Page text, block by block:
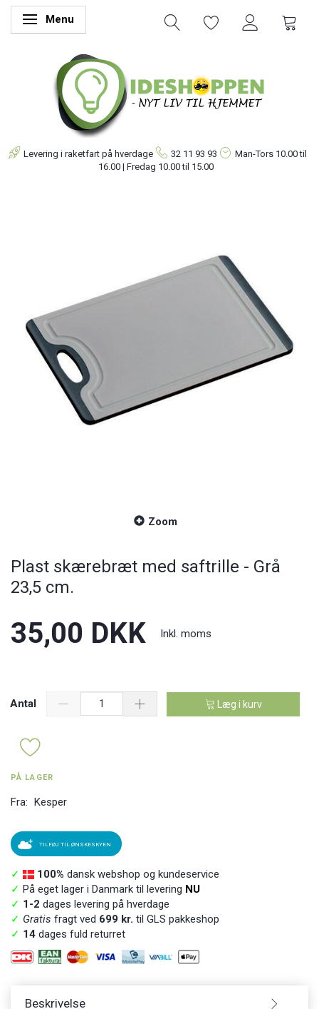
Skifte navigation
Menu
Levering i raketfart på hverdage 32 11 93 93 Man-Tors 10.00 til
16.00 | Fredag 10.00 til 15.00
Zoom
Plast skærebræt med saftrille - Grå
23,5 cm.
35,00 DKK Inkl. moms
Antal Læg i kurv
PÅ LAGER
Fra: Kesper
TILFØJ TIL ØNSKESKYEN
✓ 100% dansk webshop og kundeservice
✓ På eget lager i Danmark til levering NU
✓ 1-2 dages levering på hverdage
✓ Gratis fragt ved 699 kr. til GLS pakkeshop
✓ 14 dages fuld returret
Beskrivelse